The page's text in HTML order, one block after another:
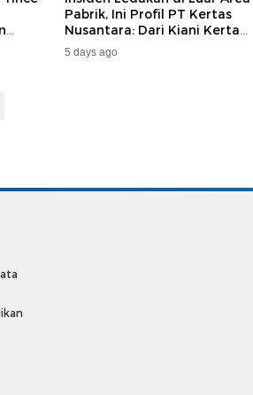
Pabrik, Ini Profil PT Kertas
Nusantara: Dari Kiani Kertas
hingga Beroperasi Kembali
Karena Prabowo.
5 days ago